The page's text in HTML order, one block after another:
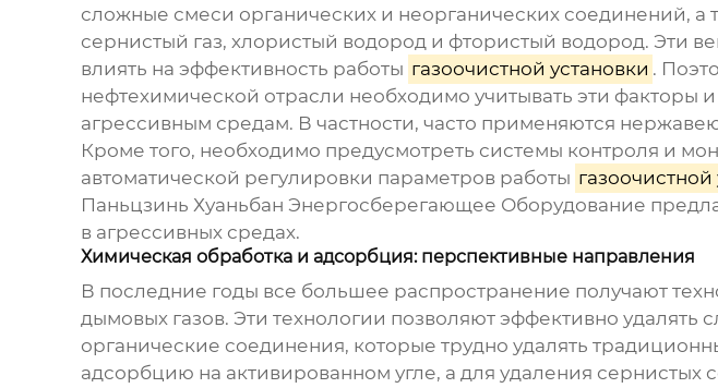
сложные смеси органических и неорганических соединений, а
сернистый газ, хлористый водород и фтористый водород. Эти
влиять на эффективность работы газоочистной установки .
нефтехимической отрасли необходимо учитывать эти факторы
агрессивным средам. В частности, часто применяются
Кроме того, необходимо предусмотреть системы контроля и
автоматической регулировки параметров работы газоочистной
Паньцзинь Хуаньбан Энергосберегающее Оборудование
в агрессивных средах.
Химическая обработка и адсорбция: перспективные направления
В последние годы все большее распространение получают
дымовых газов. Эти технологии позволяют эффективно
органические соединения, которые трудно удалять
адсорбцию на активированном угле, а для удаления